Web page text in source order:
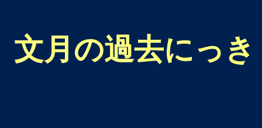
文月の過去にっき